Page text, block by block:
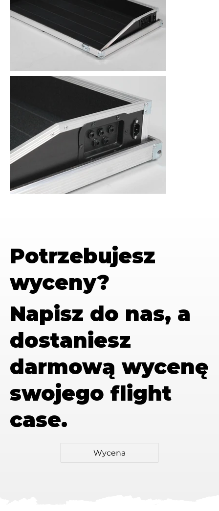
Potrzebujesz
wyceny?
Napisz do nas, a
dostaniesz
darmową wycenę
swojego flight
case.